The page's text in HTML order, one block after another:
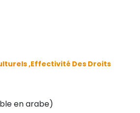
,Effectivité Des Droits
en arabe)